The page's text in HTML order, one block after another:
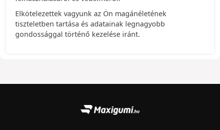
Elkötelezettek vagyunk az Ön magánéletének
tiszteletben tartása és adatainak legnagyobb
gondossággal történő kezelése iránt.